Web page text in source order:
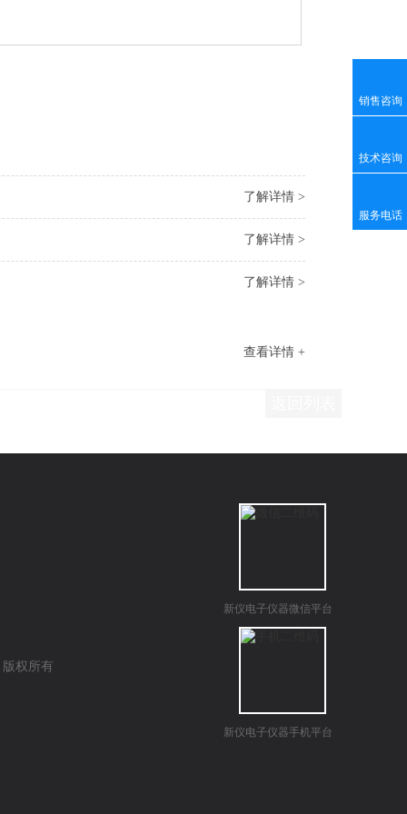
了解详情 >
了解详情 >
了解详情 >
查看详情 +
权所有
新仪电子仪器微信平台
新仪电子仪器手机平台
销售咨询
技术咨询
服务电话